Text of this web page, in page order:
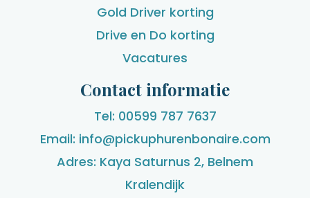
Gold Driver korting
Drive en Do korting
Vacatures
Contact informatie
Tel: 00599 787 7637
Email: info@pickuphurenbonaire.com
Adres: Kaya Saturnus 2, Belnem
Kralendijk